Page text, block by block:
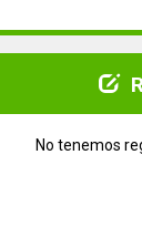
No tenemos